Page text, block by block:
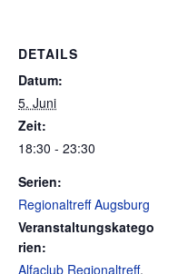
DETAILS
Datum:
5. Juni
Zeit:
18:30 - 23:30
Serien:
Regionaltreff Augsburg
Veranstaltungskatego
rien:
Alfaclub Regionaltreff,